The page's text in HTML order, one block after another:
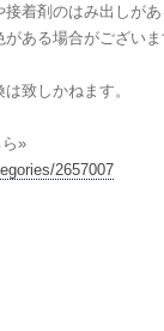
着剤のはみ出しがあ
がある場合がござい
致しかねます。
»
2657007